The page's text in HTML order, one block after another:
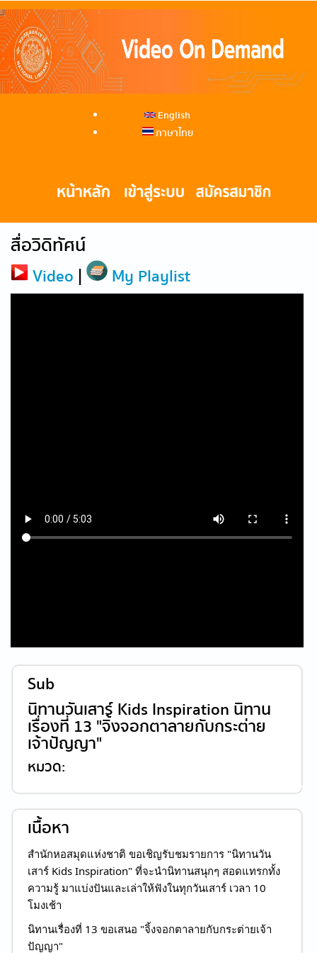
English
ภาษาไทย
สื่อวิดิทัศน์
Video | My Playlist
Sub
นิทานวันเสาร์ Kids Inspiration นิทาน
เรื่องที่ 13 "จิ้งจอกตาลายกับกระต่าย
เจ้าปัญญา"
หมวด:
เนื้อหา
สำนักหอสมุดแห่งชาติ ขอเชิญรับชมรายการ "นิทานวัน
เสาร์ Kids Inspiration" ที่จะนำนิทานสนุกๆ สอดแทรกทั้ง
ความรู้ มาแบ่งปันและเล่าให้ฟังในทุกวันเสาร์ เวลา 10
โมงเช้า
นิทานเรื่องที่ 13 ขอเสนอ "จิ้งจอกตาลายกับกระต่ายเจ้า
ปัญญา"